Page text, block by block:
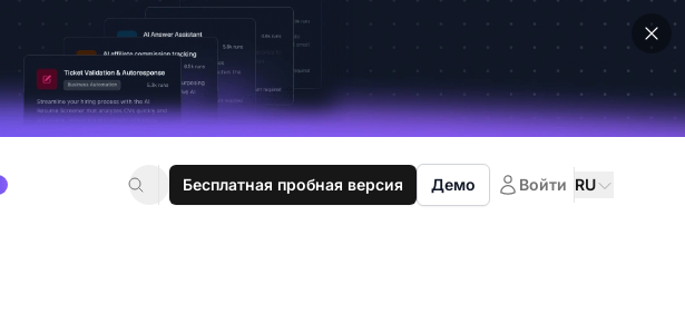
Бесплатная пробная версия Демо Войти RU